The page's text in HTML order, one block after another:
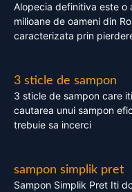
Alopecia definitiva este o
milioane de oameni din
caracterizata prin
3 sticle de sampon
3 sticle de sampon care
cautarea unui sampon
trebuie sa incerci
sampon simplik pret
Sampon Simplik Pret Iti